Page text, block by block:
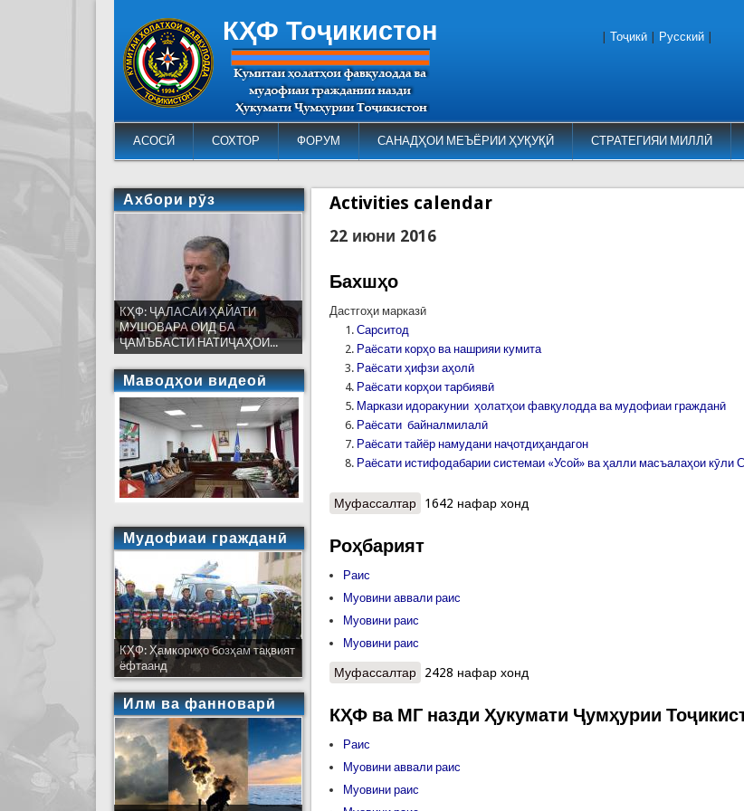
КҲФ Тоҷикистон
АСОСӢ СОХТОР ФОРУМ САНАДҲОИ МЕЪЁРИИ ҲУҚУҚӢ СТРАТЕГИЯИ МИЛЛӢ
Тоҷикӣ Русский
Activities calendar
22 июни 2016
Бахшҳо
Дастгоҳи марказӣ
Сарситод
Раёсати корҳо ва нашрияи кумита
Раёсати ҳифзи аҳолӣ
Раёсати корҳои тарбиявӣ
Маркази идоракунии ҳолатҳои фавқулодда ва мудофиаи гражданӣ
Раёсати байналмилалӣ
Раёсати тайёр намудани наҷотдиҳандагон
Раёсати истифодабарии системаи «Усой» ва ҳалли масъалаҳои кӯли
Муфассалтар о Бахшҳо
1642 нафар хонд
Роҳбарият
Раис
Муовини аввали раис
Муовини раис
Муовини раис
Муфассалтар о Роҳбарият
2428 нафар хонд
КҲФ ва МГ назди Ҳукумати Ҷумҳурии
Раис
Муовини аввали раис
Муовини раис
Ахбори рӯз
КҲФ: ҶАЛАСАИ ҲАЙАТИ
МУШОВАРА ОИД БА
ҶАМЪБАСТИ НАТИҶАҲОИ...
Маводҳои видеоӣ
Мудофиаи гражданӣ
КҲФ: Ҳамкориҳо бозҳам тақвият
ёфтаанд
Илм ва фанноварӣ